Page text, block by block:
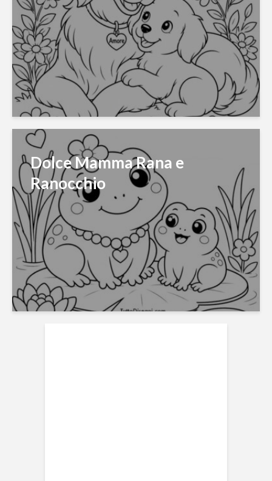
Dolce Mamma Rana e
Ranocchio